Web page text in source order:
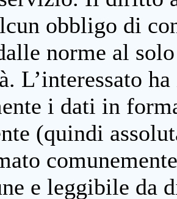
obbligo di
norme al
L’interessato
i dati in
(quindi
e leggibile da